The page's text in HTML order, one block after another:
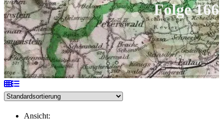
durchsuchen
Folge 166
Ansicht: